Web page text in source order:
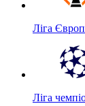
Ліга
Ліга